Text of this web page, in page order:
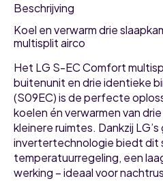
Beschrijving
Koel en verwarm drie
multisplit airco
Het LG S-EC Comfort
buitenunit en drie identieke
(S09EC) is de perfecte
koelen én verwarmen van
kleinere ruimtes. Dankzij
invertertechnologie biedt dit
temperatuurregeling, een
werking – ideaal voor